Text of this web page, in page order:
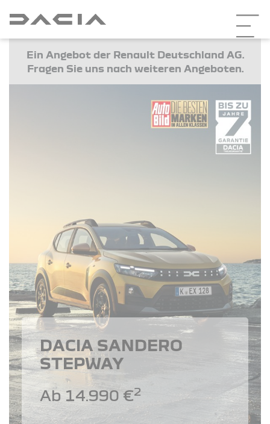
Ein Angebot der Renault Deutschland AG.
Fragen Sie uns nach weiteren Angeboten.
DACIA SANDERO
STEPWAY
Ab 14.990 €2